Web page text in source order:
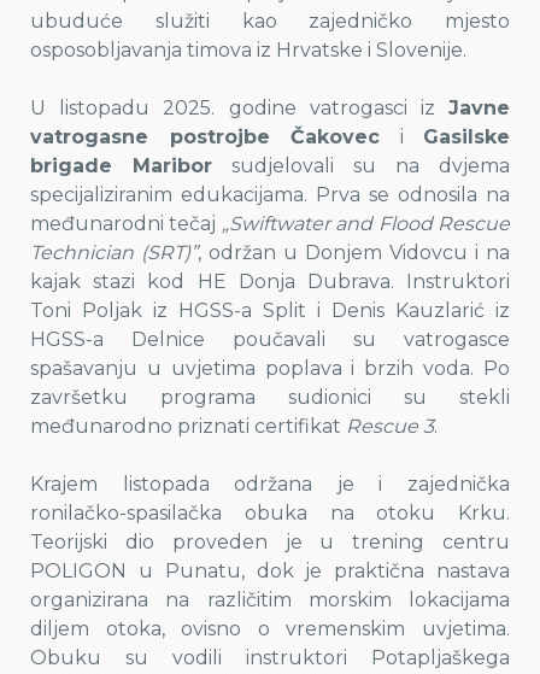
ubuduće služiti kao zajedničko mjesto
osposobljavanja timova iz Hrvatske i Slovenije.
U listopadu 2025. godine vatrogasci iz Javne
vatrogasne postrojbe Čakovec i Gasilske
brigade Maribor sudjelovali su na dvjema
specijaliziranim edukacijama. Prva se odnosila na
međunarodni tečaj „Swiftwater and Flood Rescue
Technician (SRT)”, održan u Donjem Vidovcu i na
kajak stazi kod HE Donja Dubrava. Instruktori
Toni Poljak iz HGSS-a Split i Denis Kauzlarić iz
HGSS-a Delnice poučavali su vatrogasce
spašavanju u uvjetima poplava i brzih voda. Po
završetku programa sudionici su stekli
međunarodno priznati certifikat Rescue 3.
Krajem listopada održana je i zajednička
ronilačko-spasilačka obuka na otoku Krku.
Teorijski dio proveden je u trening centru
POLIGON u Punatu, dok je praktična nastava
organizirana na različitim morskim lokacijama
diljem otoka, ovisno o vremenskim uvjetima.
Obuku su vodili instruktori Potapljaškega